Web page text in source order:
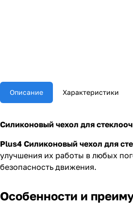
Описание Характеристики
Силиконовый чехол для
Plus4 Силиконовый чехол для
улучшения их работы в любых
безопасность движения.
Особенности и